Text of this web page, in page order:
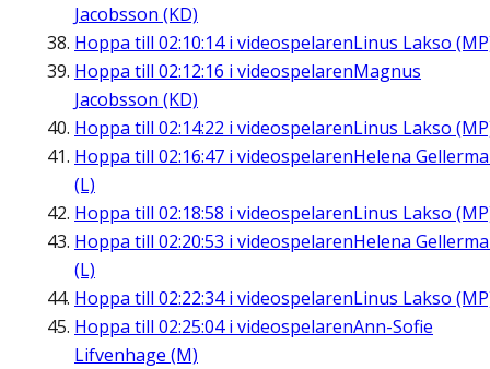
Jacobsson (KD)
Hoppa till 02:10:14i videospelarenLinus Lakso
Hoppa till 02:12:16 i videospelarenMagnus
Jacobsson (KD)
Hoppa till 02:14:22 i videospelarenLinus Lakso
Hoppa till 02:16:47 i videospelarenHelena
(L)
Hoppa till 02:18:58 i videospelarenLinus Lakso
Hoppa till 02:20:53 i videospelarenHelena
(L)
Hoppa till 02:22:34i videospelarenLinus Lakso
Hoppa till 02:25:04i videospelarenAnn-Sofie
Lifvenhage (M)